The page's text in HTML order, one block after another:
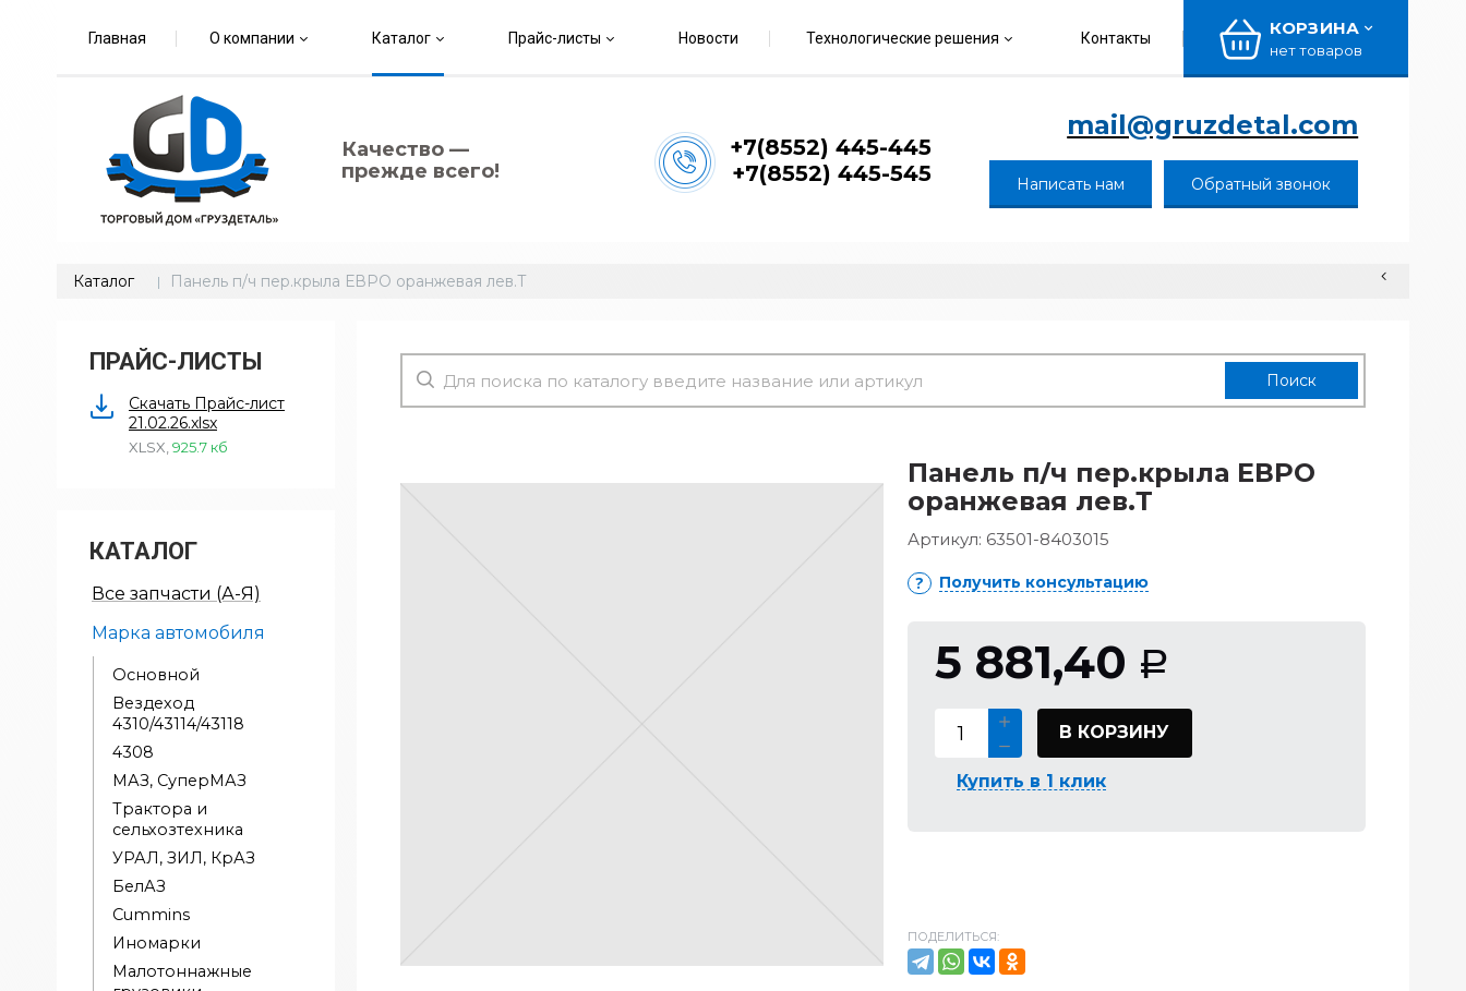
Главная О компании Каталог Прайс-листы Новости Технологические решения Контакты КОРЗИНА
нет товаров
Качество —
прежде всего!
+7(8552) 445-445
+7(8552) 445-545
mail@gruzdetal.com
Написать нам Обратный звонок
Каталог Панель п/ч пер.крыла ЕВРО оранжевая лев.Т
ПРАЙС-ЛИСТЫ
Скачать Прайс-лист
21.02.26.xlsx
XLSX 925.7 кб
КАТАЛОГ
Все запчасти (А-Я)
Марка автомобиля
Основной
Вездеход
4310/43114/43118
4308
МАЗ, СуперМАЗ
Трактора и
сельхозтехника
УРАЛ, ЗИЛ, КрАЗ
БелАЗ
Cummins
Иномарки
Малотоннажные
Панель п/ч пер.крыла ЕВРО
оранжевая лев.Т
Артикул: 63501-8403015
Получить консультацию
5 881,40 Р
В КОРЗИНУ
Купить в 1 клик
ПОДЕЛИТЬСЯ: